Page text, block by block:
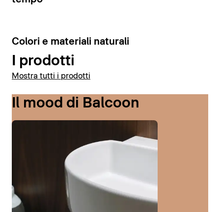
6
Colori e materiali naturali
I prodotti
Mostra tutti i prodotti
Il mood di Balcoon